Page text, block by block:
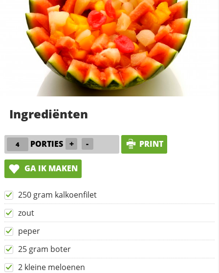
Ingrediënten
PORTIES + - PRINT
GA IK MAKEN
250 gram kalkoenfilet
zout
peper
25 gram boter
2 kleine meloenen